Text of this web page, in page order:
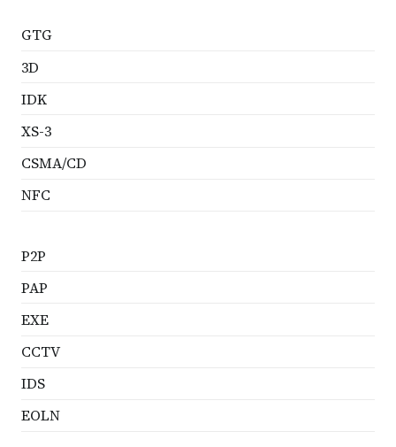
GTG
3D
IDK
XS-3
CSMA/CD
NFC
P2P
PAP
EXE
CCTV
IDS
EOLN